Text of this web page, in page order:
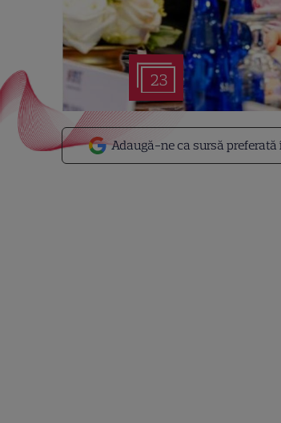
23
Adaugă-ne ca sursă preferată